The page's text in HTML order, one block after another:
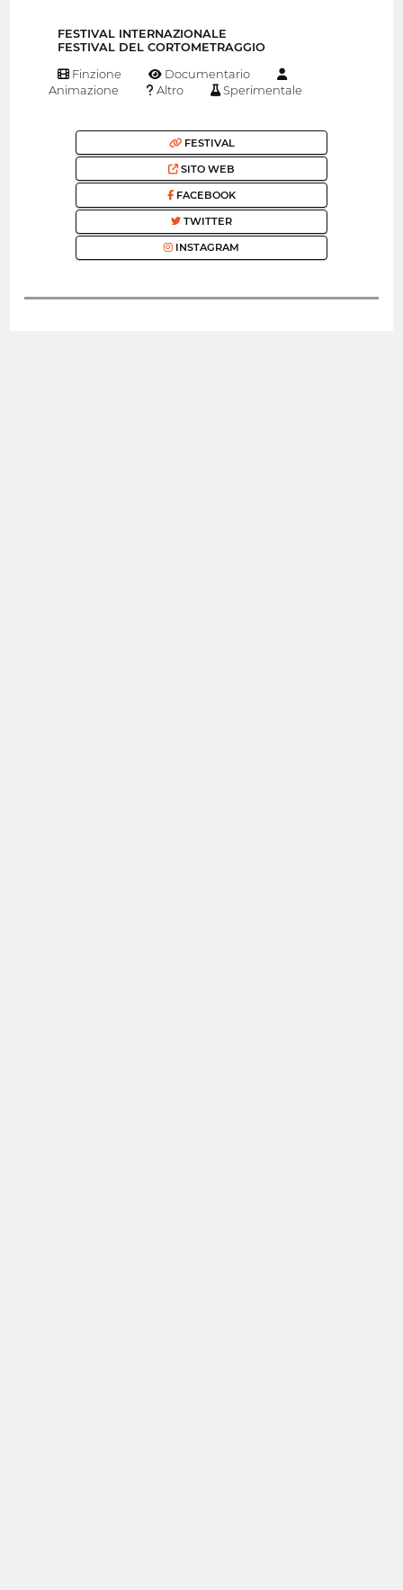
FESTIVAL INTERNAZIONALE
FESTIVAL DEL CORTOMETRAGGIO
Finzione
Documentario
Animazione
Altro Sperimentale
FESTIVAL
SITO WEB
FACEBOOK
TWITTER
INSTAGRAM